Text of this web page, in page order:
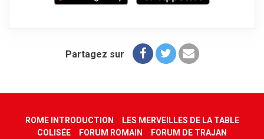
Partagez sur
ROME INTRODUCTION
LES MERVEILLES DE LA TABLE
COLISÉE
FORUM ROMAIN
FORUM DE TRAJAN